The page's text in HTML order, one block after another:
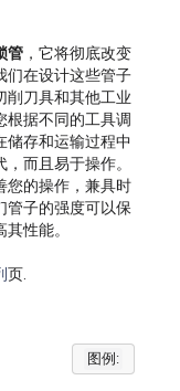
管 ，它将彻底改变
们在设计这些管子
削刀具和其他工业
根据不同的工具调
储存和运输过程中
而且易于操作。
您的操作，兼具时
管子的强度可以保
性能。
页.
图例: